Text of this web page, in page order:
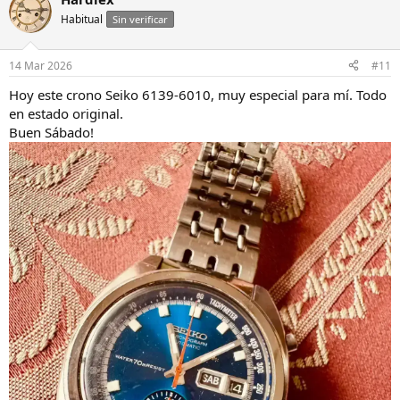
Habitual Sin verificar
14 Mar 2026 #11
Hoy este crono Seiko 6139-6010, muy especial para mí. Todo
en estado original.
Buen Sábado!